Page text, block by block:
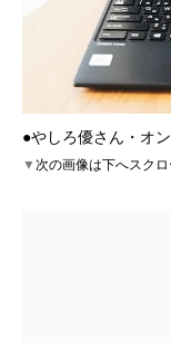
●やしろ優さん・オ
▼次の画像は下へスク